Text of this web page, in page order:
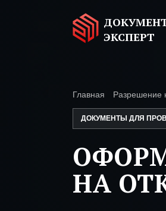
ЭКСПЕРТ
Главная Разрешение
ДОКУМЕНТЫ ДЛЯ
НА